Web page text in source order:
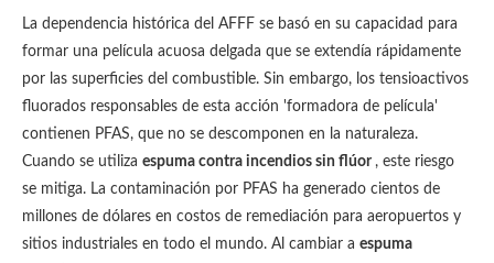
La dependencia histórica del AFFF se basó en su capacidad para
formar una película acuosa delgada que se extendía rápidamente
por las superficies del combustible. Sin embargo, los tensioactivos
fluorados responsables de esta acción 'formadora de película'
contienen PFAS, que no se descomponen en la naturaleza.
Cuando se utiliza espuma contra incendios sin flúor , este riesgo
se mitiga. La contaminación por PFAS ha generado cientos de
millones de dólares en costos de remediación para aeropuertos y
sitios industriales en todo el mundo. Al cambiar a espuma